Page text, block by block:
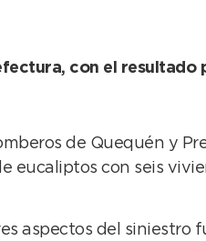
con el resultado
de Quequén y
eucaliptos con seis
aspectos del siniestro